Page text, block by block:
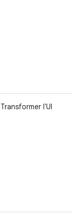
Transformer l'UI